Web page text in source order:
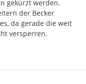
gekürzt werden.
der Becker
da gerade die weit
versperren.